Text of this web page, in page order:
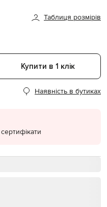
Таблиця розмірів
Купити в 1 клік
Наявність в бутиках